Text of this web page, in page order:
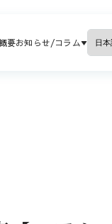
要お知らせ/コラム